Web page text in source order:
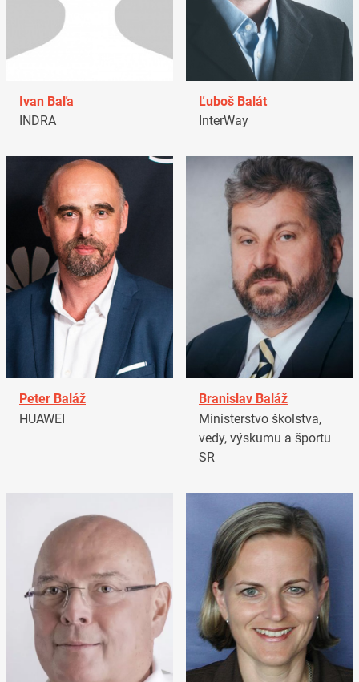
Ivan Baľa
INDRA
Ľuboš Balát
InterWay
Peter Baláž
HUAWEI
Branislav Baláž
Ministerstvo školstva,
vedy, výskumu a športu
SR